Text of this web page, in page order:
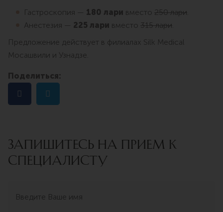
Гастроскопия — 180 лари вместо 250 лари.
Анестезия — 225 лари вместо 315 лари.
Предложение действует в филиалах Silk Medical
Мосашвили и Узнадзе.
Поделиться:
ЗАПИШИТЕСЬ НА ПРИЕМ К
СПЕЦИАЛИСТУ